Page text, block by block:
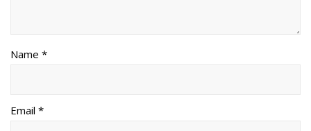
Name *
Email *